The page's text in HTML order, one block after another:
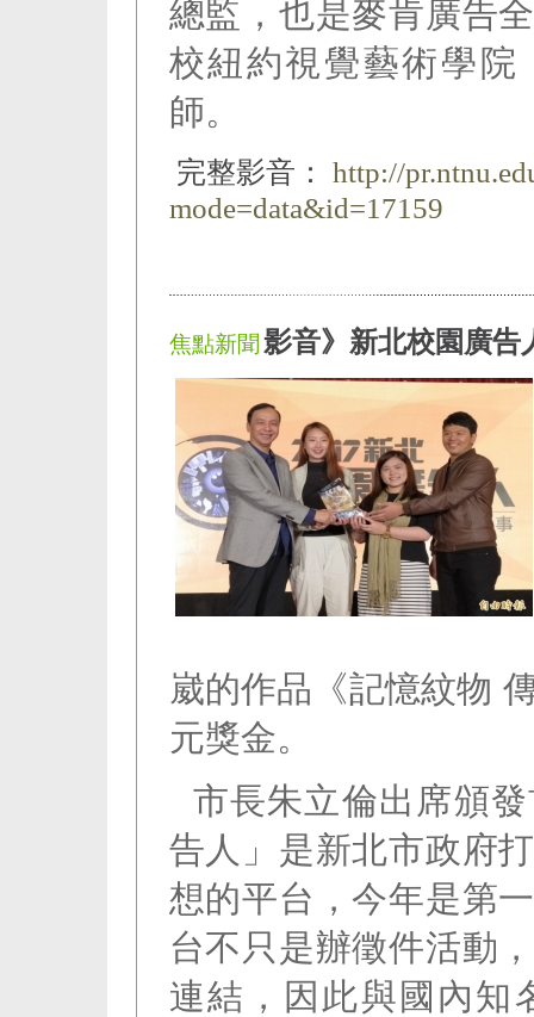
總監，也是麥肯廣告
校紐約視覺藝術學院
師。
完整影音：
http://
mode=data&id=17159
焦點新聞影音》新北校園廣告
崴的作品《記憶紋物
元獎金。
市長朱立倫出席頒
告人」是新北市政府
想的平台，今年是第
台不只是辦徵件活動
連結，因此與國內知